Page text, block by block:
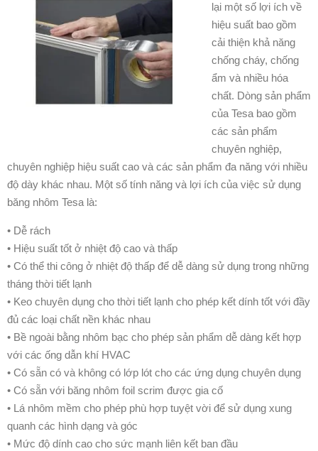
lại một số lợi ích về
hiệu suất bao gồm
cải thiện khả năng
chống cháy, chống
ẩm và nhiều hóa
chất. Dòng sản phẩm
của Tesa bao gồm
các sản phẩm
chuyên nghiệp,
chuyên nghiệp hiệu suất cao và các sản phẩm đa năng với nhiều
độ dày khác nhau. Một số tính năng và lợi ích của việc sử dụng
băng nhôm Tesa là:
• Dễ rách
• Hiệu suất tốt ở nhiệt độ cao và thấp
• Có thể thi công ở nhiệt độ thấp để dễ dàng sử dụng trong những
tháng thời tiết lạnh
• Keo chuyên dụng cho thời tiết lạnh cho phép kết dính tốt với đầy
đủ các loại chất nền khác nhau
• Bề ngoài bằng nhôm bạc cho phép sản phẩm dễ dàng kết hợp
với các ống dẫn khí HVAC
• Có sẵn có và không có lớp lót cho các ứng dụng chuyên dụng
• Có sẵn với băng nhôm foil scrim được gia cố
• Lá nhôm mềm cho phép phù hợp tuyệt vời để sử dụng xung
quanh các hình dạng và góc
• Mức độ dính cao cho sức mạnh liên kết ban đầu